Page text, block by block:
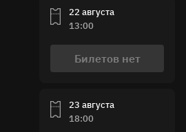
22 августа
13:00
Билетов нет
23 августа
18:00